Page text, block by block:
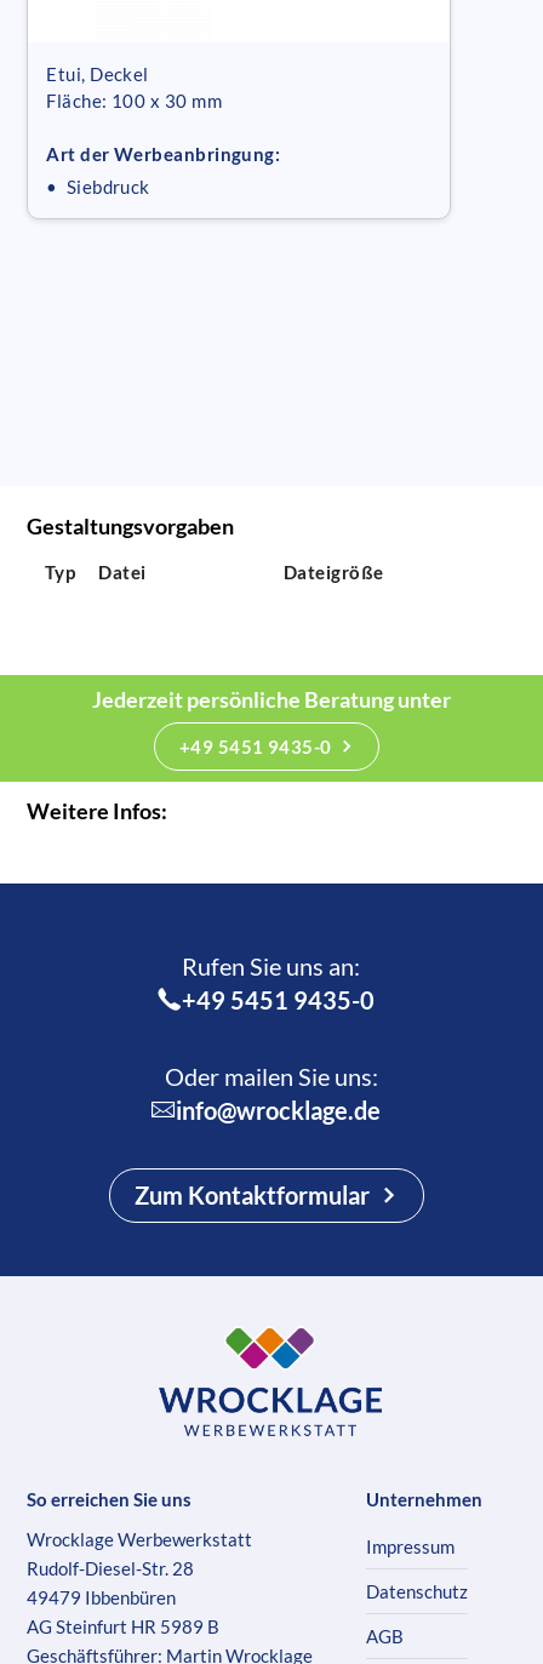
Etui, Deckel
Fläche: 100 x 30 mm
Art der Werbeanbringung:
• Siebdruck
Gestaltungsvorgaben
Typ Datei Dateigröße
Jederzeit persönliche Beratung unter
+49 5451 9435-0
Weitere Infos:
Rufen Sie uns an:­
+49 5451 9435-0
Oder mailen Sie uns:
info@wrocklage.de
Zum Kontaktformular
So erreichen Sie uns
Wrocklage Werbewerkstatt
Rudolf-Diesel-Str. 28
49479 Ibbenbüren
AG Steinfurt HR 5989 B
Geschäftsführer: Martin Wrocklage
Unternehmen
Impressum
Datenschutz
AGB